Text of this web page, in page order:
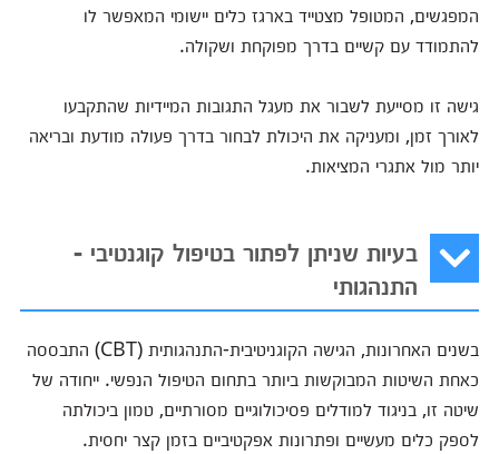
המפגשים, המטופל מצטייד בארגז כלים יישומי המאפשר לו
להתמודד עם קשיים בדרך מפוקחת ושקולה.
גישה זו מסייעת לשבור את מעגל התגובות המיידיות שהתקבעו
לאורך זמן, ומעניקה את היכולת לבחור בדרך פעולה מודעת ובריאה
יותר מול אתגרי המציאות.
בעיות שניתן לפתור בטיפול קוגנטיבי -
התנהגותי
בשנים האחרונות, הגישה הקוגניטיבית-התנהגותית (CBT) התבססה
כאחת השיטות המבוקשות ביותר בתחום הטיפול הנפשי. ייחודה של
שיטה זו, בניגוד למודלים פסיכולוגיים מסורתיים, טמון ביכולתה
לספק כלים מעשיים ופתרונות אפקטיביים בזמן קצר יחסית.